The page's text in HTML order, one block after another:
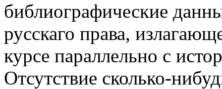
библиографические
русскаго права,
курсе параллельно с
Отсутствие сколько-